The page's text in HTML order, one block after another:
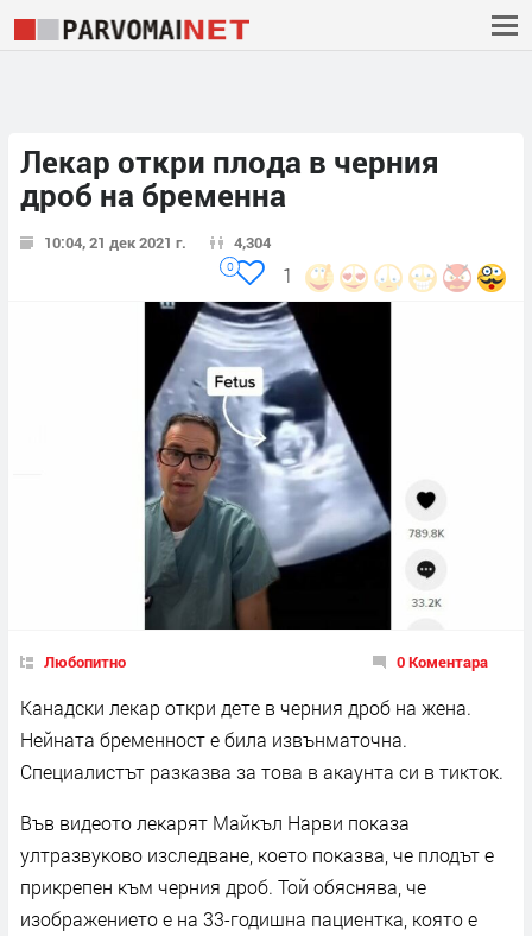
Лекар откри плода в черния
дроб на бременна
10:04, 21 дек 2021 г. 4,304
1
0
Любопитно 0 Коментара
Канадски лекар откри дете в черния дроб на жена.
Нейната бременност е била извънматочна.
Специалистът разказва за това в акаунта си в тикток.
Във видеото лекарят Майкъл Нарви показа
ултразвуково изследване, което показва, че плодът е
прикрепен към черния дроб. Той обяснява, че
изображението е на 33-годишна пациентка, която е